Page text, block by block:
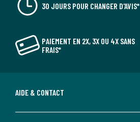
30 JOURS POUR CHANGER D'AVIS*
PAIEMENT EN 2X, 3X OU 4X SANS
FRAIS*
AIDE & CONTACT